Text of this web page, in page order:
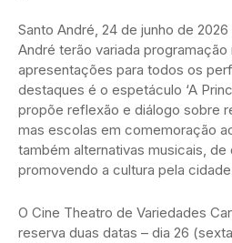
Santo André, 24 de junho de
André terão variada
apresentações para todos os
destaques é o espetáculo ‘A
propõe reflexão e diálogo sobre
mas escolas em comemoração
também alternativas musicais,
promovendo a cultura pela
O Cine Theatro de Variedades
reserva duas datas – dia 26